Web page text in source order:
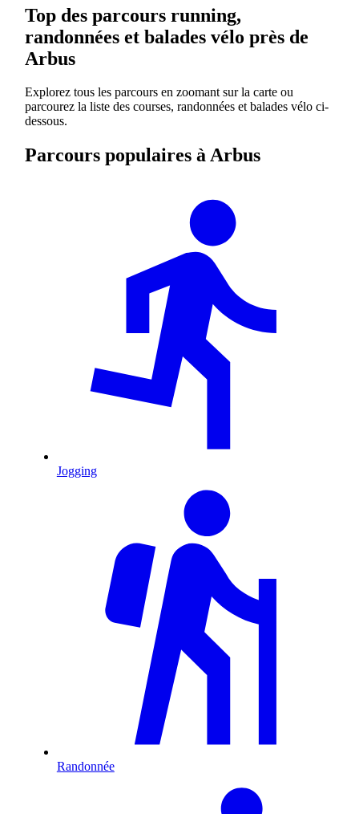
Top des parcours running,
randonnées et balades vélo près de
Arbus
Explorez tous les parcours en zoomant sur la carte ou
parcourez la liste des courses, randonnées et balades vélo ci-
dessous.
Parcours populaires à Arbus
Jogging
Randonnée